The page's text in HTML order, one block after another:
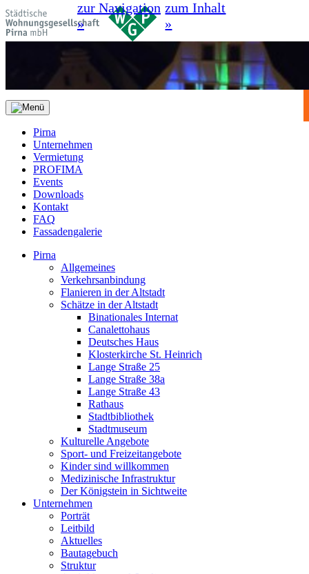
zur Navigation
»
zum Inhalt
»
Pirna
Unternehmen
Vermietung
PROFIMA
Events
Downloads
Kontakt
FAQ
Fassadengalerie
Pirna
Allgemeines
Verkehrsanbindung
Flanieren in der Altstadt
Schätze in der Altstadt
Binationales Internat
Canalettohaus
Deutsches Haus
Klosterkirche St. Heinrich
Lange Straße 25
Lange Straße 38a
Lange Straße 43
Rathaus
Stadtbibliothek
Stadtmuseum
Kulturelle Angebote
Sport- und Freizeitangebote
Kinder sind willkommen
Medizinische Infrastruktur
Der Königstein in Sichtweite
Unternehmen
Porträt
Leitbild
Aktuelles
Bautagebuch
Struktur